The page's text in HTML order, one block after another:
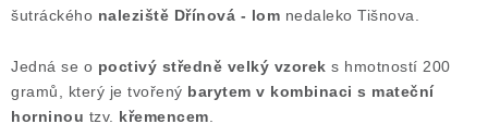
šutráckého naleziště Dřínová - lom nedaleko Tišnova.
Jedná se o poctivý středně velký vzorek s hmotností 200
gramů, který je tvořený barytem v kombinaci s mateční
horninou tzv. křemencem